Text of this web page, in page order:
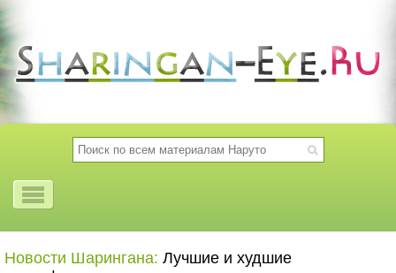
Новости Шарингана: Лучшие и худшие